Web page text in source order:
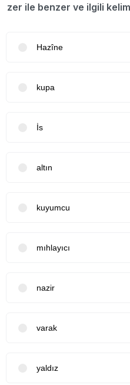
zer ile benzer ve ilgili
Hazîne
kupa
İs
altın
kuyumcu
mıhlayıcı
nazir
varak
yaldız